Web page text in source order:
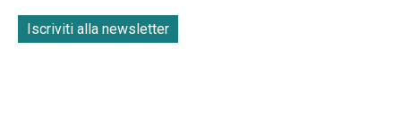
Iscriviti alla newsletter